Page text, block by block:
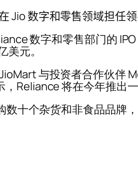
Jio 数字和零售领域担任
数字和零售部门的
元。
与投资者合作伙伴
Reliance 将在今年推出
十个杂货和非食品品牌